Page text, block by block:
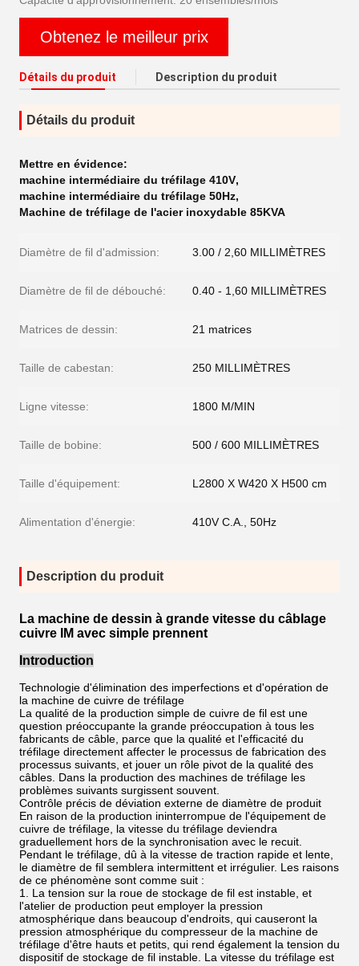
Obtenez le meilleur prix
Détails du produit Description du produit
Détails du produit
Mettre en évidence:
machine intermédiaire du tréfilage 410V,
machine intermédiaire du tréfilage 50Hz,
Machine de tréfilage de l'acier inoxydable 85KVA
Diamètre de fil d'admission: 3.00 / 2,60 MILLIMÈTRES
Diamètre de fil de débouché: 0.40 - 1,60 MILLIMÈTRES
Matrices de dessin: 21 matrices
Taille de cabestan: 250 MILLIMÈTRES
Ligne vitesse: 1800 M/MIN
Taille de bobine: 500 / 600 MILLIMÈTRES
Taille d'équipement: L2800 X W420 X H500 cm
Alimentation d'énergie: 410V C.A., 50Hz
Description du produit
La machine de dessin à grande vitesse du câblage
cuivre IM avec simple prennent
Introduction
Technologie d'élimination des imperfections et d'opération de
la machine de cuivre de tréfilage
La qualité de la production simple de cuivre de fil est une
question préoccupante la grande préoccupation à tous les
fabricants de câble, parce que la qualité et l'efficacité du
tréfilage directement affecter le processus de fabrication des
processus suivants, et jouer un rôle pivot de la qualité des
câbles. Dans la production des machines de tréfilage les
problèmes suivants surgissent souvent.
Contrôle précis de déviation externe de diamètre de produit
En raison de la production ininterrompue de l'équipement de
cuivre de tréfilage, la vitesse du tréfilage deviendra
graduellement hors de la synchronisation avec le recuit.
Pendant le tréfilage, dû à la vitesse de traction rapide et lente,
le diamètre de fil semblera intermittent et irrégulier. Les raisons
de ce phénomène sont comme suit :
1. La tension sur la roue de stockage de fil est instable, et
l'atelier de production peut employer la pression
atmosphérique dans beaucoup d'endroits, qui causeront la
pression atmosphérique du compresseur de la machine de
tréfilage d'être hauts et petits, qui rend également la tension du
dispositif de stockage de fil instable. La vitesse du tréfilage est